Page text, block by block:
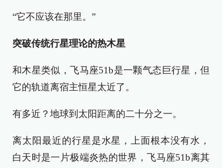
“它不应该在那里。”
突破传统行星理论的热木星
和木星类似，飞马座51b是一颗气态巨行星，但
它的轨道离宿主恒星太近了。
有多近？地球到太阳距离的二十分之一。
离太阳最近的行星是水星，上面根本没有水，
白天时是一片极端炎热的世界，飞马座51b离其